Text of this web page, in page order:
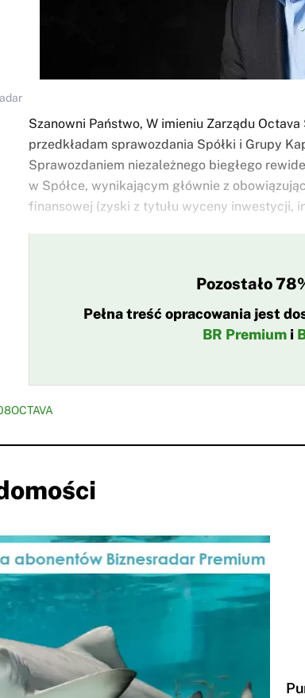
Szanowni Państwo, W imieniu Zarządu
przedkładam sprawozdania Spółki i Grupy
Sprawozdaniem niezależnego biegłego
w Spółce, wynikającym głównie z
finansowej (zyski z tytułu wyceny inwestycji,
Pozostało
Pełna treść opracowania jest
BR Premiumi